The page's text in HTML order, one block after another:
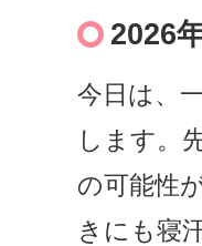
2026
今日は、
します。
の可能性
きにも寝